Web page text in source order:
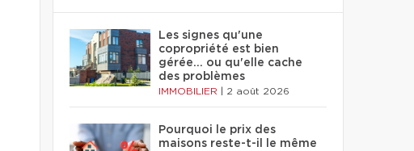
Les signes qu'une
copropriété est bien
gérée… ou qu'elle cache
des problèmes
IMMOBILIER 2 août 2026
Pourquoi le prix des
maisons reste-t-il le même